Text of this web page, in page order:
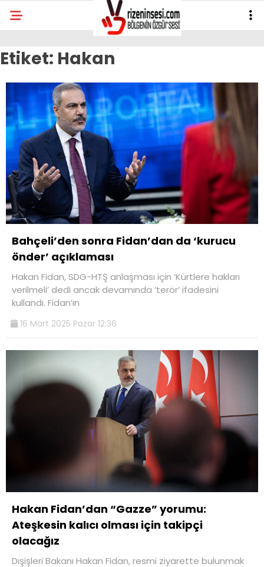
Etiket: Hakan
Bahçeli’den sonra Fidan’dan da ‘kurucu
önder’ açıklaması
Hakan Fidan, SDG-HTŞ anlaşması için ‘Kürtlere hakları
verilmeli’ dedi ancak devamında ‘terör’ ifadesini
kullandı. Fidan’ın
16 Mart 2025 Pazar 12:36
Hakan Fidan’dan “Gazze” yorumu:
Ateşkesin kalıcı olması için takipçi
olacağız
Dışişleri Bakanı Hakan Fidan, resmi ziyarette bulunmak